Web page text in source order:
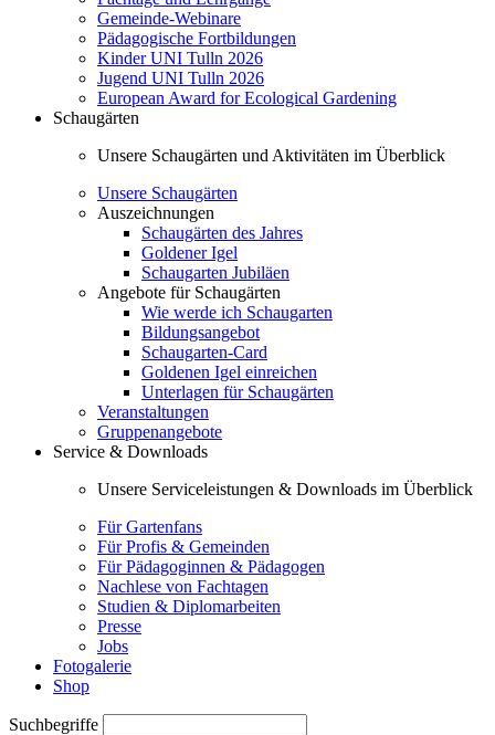
Gemeinde-Webinare
Pädagogische Fortbildungen
Kinder UNI Tulln 2026
Jugend UNI Tulln 2026
European Award for Ecological Gardening
Schaugärten
Unsere Schaugärten und Aktivitäten im Überblick
Unsere Schaugärten
Auszeichnungen
Schaugärten des Jahres
Goldener Igel
Schaugarten Jubiläen
Angebote für Schaugärten
Wie werde ich Schaugarten
Bildungsangebot
Schaugarten-Card
Goldenen Igel einreichen
Unterlagen für Schaugärten
Veranstaltungen
Gruppenangebote
Service & Downloads
Unsere Serviceleistungen & Downloads im Überblick
Für Gartenfans
Für Profis & Gemeinden
Für Pädagoginnen & Pädagogen
Nachlese von Fachtagen
Studien & Diplomarbeiten
Presse
Jobs
Fotogalerie
Shop
Suchbegriffe